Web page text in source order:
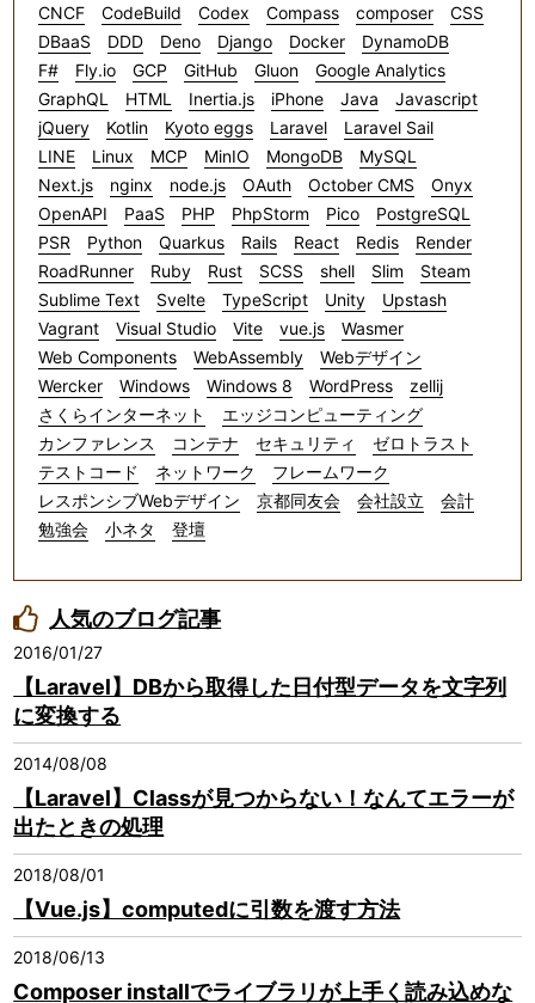
CNCF
CodeBuild Codex Compass composer
CSS
DBaaS
DDD Deno Django Docker
DynamoDB
F#
Fly.io GCP GitHub Gluon
Google Analytics
GraphQL
HTML Inertia.js iPhone Java
Javascript
jQuery
Kotlin Kyoto eggs Laravel
Laravel Sail
LINE
Linux MCP MinIO MongoDB
MySQL
Next.js
nginx node.js OAuth October CMS
Onyx
OpenAPI
PaaS PHP PhpStorm Pico
PostgreSQL
PSR
Python Quarkus Rails React Redis
Render
RoadRunner
Ruby Rust SCSS shell Slim
Steam
Sublime Text
Svelte TypeScript Unity
Upstash
Vagrant
Visual Studio Vite vue.js
Wasmer
Web Components
WebAssembly
Webデザイン
Wercker
Windows Windows 8 WordPress
zellij
さくらインターネット
エッジコンピューティング
カンファレンス
コンテナ セキュリティ
ゼロトラスト
テストコード
ネットワーク
フレームワーク
レスポンシブWebデザイン
京都同友会 会社設立
会計
勉強会
小ネタ 登壇
人気のブログ記事
2016/01/27
【Laravel】DBから取得した日付型データを文字列
に変換する
2014/08/08
【Laravel】Classが見つからない！なんてエラーが
出たときの処理
2018/08/01
【Vue.js】computedに引数を渡す方法
2018/06/13
Composer installでライブラリが上手く読み込めな